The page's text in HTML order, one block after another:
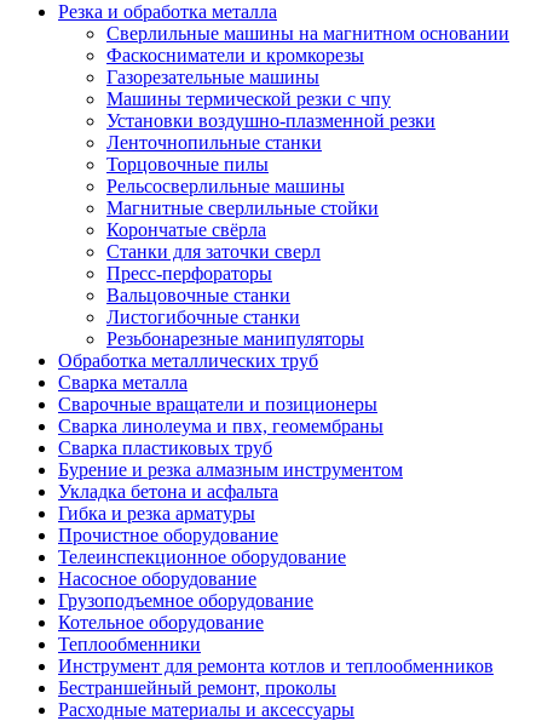
Резка и обработка металла
Сверлильные машины на магнитном основании
Фаскосниматели и кромкорезы
Газорезательные машины
Машины термической резки с чпу
Установки воздушно-плазменной резки
Ленточнопильные станки
Торцовочные пилы
Рельсосверлильные машины
Магнитные сверлильные стойки
Корончатые свёрла
Станки для заточки сверл
Пресс-перфораторы
Вальцовочные станки
Листогибочные станки
Резьбонарезные манипуляторы
Обработка металлических труб
Сварка металла
Сварочные вращатели и позиционеры
Сварка линолеума и пвх, геомембраны
Сварка пластиковых труб
Бурение и резка алмазным инструментом
Укладка бетона и асфальта
Гибка и резка арматуры
Прочистное оборудование
Телеинспекционное оборудование
Насосное оборудование
Грузоподъемное оборудование
Котельное оборудование
Теплообменники
Инструмент для ремонта котлов и теплообменников
Бестраншейный ремонт, проколы
Расходные материалы и аксессуары